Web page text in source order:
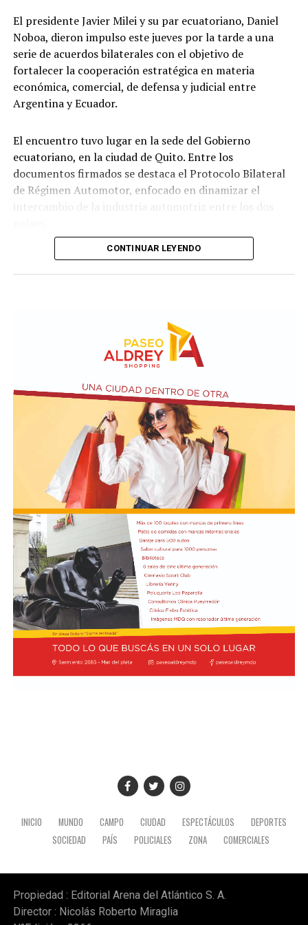
El presidente Javier Milei y su par ecuatoriano, Daniel
Noboa, dieron impulso este jueves por la tarde a una
serie de acuerdos bilaterales con el objetivo de
fortalecer la cooperación estratégica en materia
económica, comercial, de defensa y judicial entre
Argentina y Ecuador.
El encuentro tuvo lugar en la sede del Gobierno
ecuatoriano, en la ciudad de Quito. Entre los
documentos firmados se destaca el Protocolo Bilateral
de Régimen Automotor, enfocado en dinamizar el
Los mandatarios y las
Además, la representación argentina avanzó en la firma
de cuatro convenios: Acuerdo de Servicios Aéreos, para
potenciar la conectividad y el turismo; tratado de
Extradición, destinado a consolidar la cooperación en
materia de justicia; acuerdo de Cooperación para el Uso
Pacífico de la Energía Nuclear; y la declaración
Conjunta sobre Pesca Ilegal, No Declarada y No
Reglamentada (INDNR), enfocada en la protección y
soberanía de los recursos marinos, informó NA.
El canciller argentino Pablo Quirno y el ministro de
Defensa Nacional de Ecuador, Gian Carlo Loffredo,
también rubricaron el Acuerdo de Cooperación
en Ciberdefensa, para coordinar la respuesta conjunta
ante amenazas digitales.
No fue la única actividad de Milei en Quito, porque una
hora más tarde se reunió con los representantes de
las cámaras automotrices argentinas en el Ecuador.
Participaron representantes de ADEFA, Peugeot Citroen
Argentina, AFAC, ACARA, Toyota Argentina, Ford
Sudamérica y VW Group Argentina.
CONTINUAR LEYENDO
INICIO MUNDO CAMPO CIUDAD ESPECTÁCULOS
DEPORTES
SOCIEDAD
PAÍS POLICIALES ZONA COMERCIALES
Propiedad : Editorial Arena del Atlántico S. A.
Director : Nicolás Roberto Miraglia